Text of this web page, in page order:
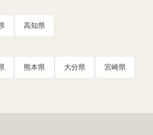
高知県
熊本県 大分県 宮崎県